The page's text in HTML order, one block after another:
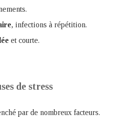
, infections à répétition.
et courte.
de stress
par de nombreux facteurs.